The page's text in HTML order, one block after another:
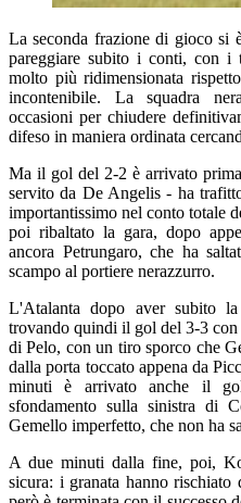
La seconda frazione di gioco si
pareggiare subito i conti, con i
molto più ridimensionata
incontenibile. La squadra
occasioni per chiudere
difeso in maniera ordinata
Ma il gol del 2-2 è arrivato
servito da De Angelis - ha
importantissimo nel conto totale
poi ribaltato la gara, dopo
ancora Petrungaro, che ha
scampo al portiere nerazzurro.
L'Atalanta dopo aver subito
trovando quindi il gol del 3-3 con
di Pelo, con un tiro sporco che
dalla porta toccato appena da
minuti è arrivato anche il
sfondamento sulla sinistra di
Gemello imperfetto, che non ha
A due minuti dalla fine, poi,
sicura: i granata hanno